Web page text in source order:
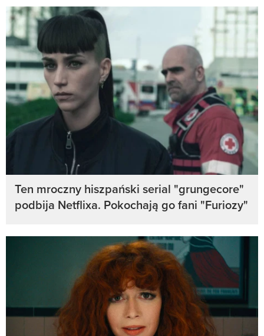
Ten mroczny hiszpański serial "grungecore"
podbija Netflixa. Pokochają go fani "Furiozy"